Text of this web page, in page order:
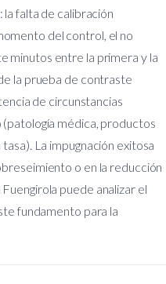
falta de calibración
del control, el no
minutos entre la primera y la
la prueba de contraste
de circunstancias
médica, productos
La impugnación exitosa
o en la reducción
puede analizar el
fundamento para la